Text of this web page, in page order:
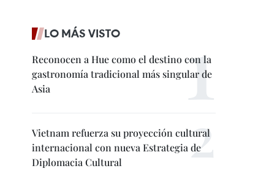
LO MÁS VISTO
Reconocen a Hue como el destino con la
gastronomía tradicional más singular de
Asia
Vietnam refuerza su proyección cultural
internacional con nueva Estrategia de
Diplomacia Cultural